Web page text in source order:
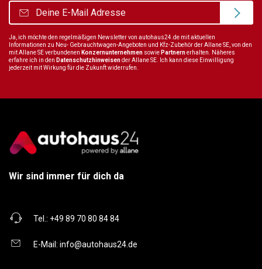
Ja, ich möchte den regelmäßigen Newsletter von autohaus24.de mit aktuellen
Informationen zu Neu- Gebrauchtwagen-Angeboten und Kfz-Zubehör der Allane SE, von den
mit Allane SE verbundenen Konzernunternehmen sowie Partnernerhalten. Näheres
erfahre ich in den Datenschutzhinweisender Allane SE. Ich kann diese Einwilligung
jederzeit mit Wirkung für die Zukunft widerrufen.
Wir sind immer für dich da
Tel.: +49 89 70 80 84 84
E-Mail: info@autohaus24.de